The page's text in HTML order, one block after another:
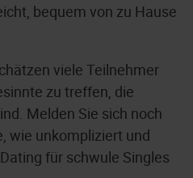
bequem von zu Hause
viele Teilnehmer
zu treffen, die
Melden Sie sich noch
wie unkompliziert und
für schwule Singles